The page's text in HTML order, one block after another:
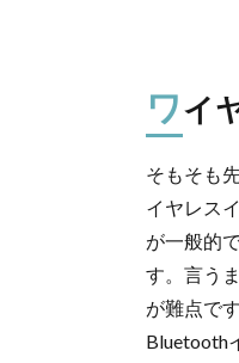
ワイ
そもそも
イヤレス
が一般的
す。言う
が難点で
Bluetooth